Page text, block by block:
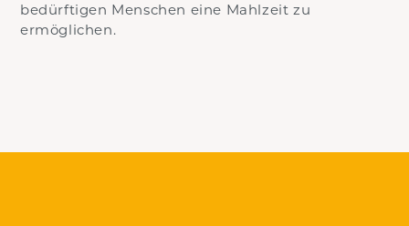
bedürftigen Menschen eine Mahlzeit zu
ermöglichen.